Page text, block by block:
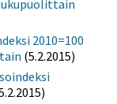
2010=100
(5.2.2015)